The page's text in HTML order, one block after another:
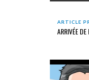
ARTICLE
ARRIVÉE